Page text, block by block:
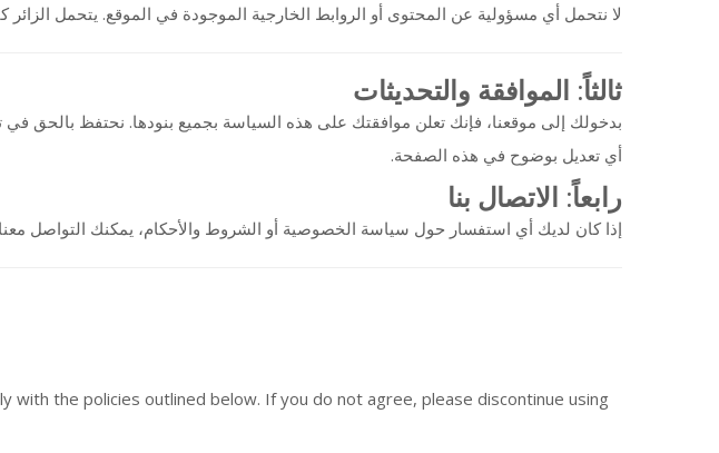
لا نتحمل أي مسؤولية عن المحتوى أو الروابط الخارجية الموجودة في الموقع. يتحمل
ثالثاً: الموافقة والتحديثات
بدخولك إلى موقعنا، فإنك تعلن موافقتك على هذه السياسة بجميع بنودها. نحتفظ بالحق
أي تعديل بوضوح في هذه الصفحة.
رابعاً: الاتصال بنا
إذا كان لديك أي استفسار حول سياسة الخصوصية أو الشروط والأحكام، يمكنك التواصل
with the policies outlined below. If you do not agree, please discontinue using